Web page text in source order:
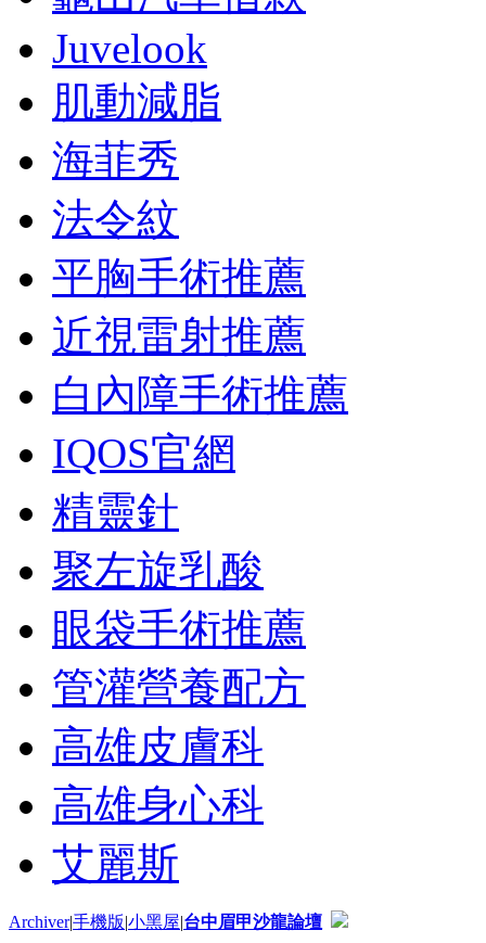
Juvelook
肌動減脂
海菲秀
法令紋
平胸手術推薦
近視雷射推薦
白內障手術推薦
IQOS官網
精靈針
聚左旋乳酸
眼袋手術推薦
管灌營養配方
高雄皮膚科
高雄身心科
艾麗斯
Archiver|手機版|小黑屋|台中眉甲沙龍論壇